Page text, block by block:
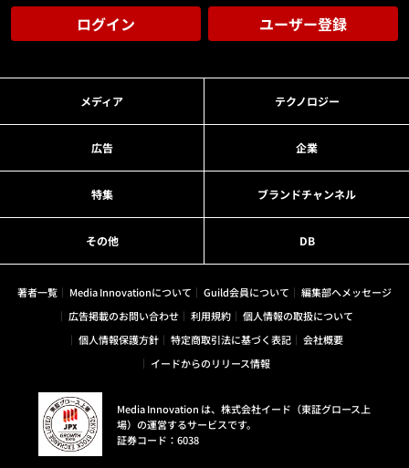
ログイン ユーザー登録
メディア テクノロジー
広告 企業
特集 ブランドチャンネル
その他 DB
著者一覧 Media Innovationについて Guild会員について
編集部へメッセージ
広告掲載のお問い合わせ
利用規約
個人情報の取扱について
個人情報保護方針
特定商取引法に基づく表記
会社概要
イードからのリリース情報
Media Innovation は、株式会社イード（東証グロース上
場）の運営するサービスです。
証券コード：6038